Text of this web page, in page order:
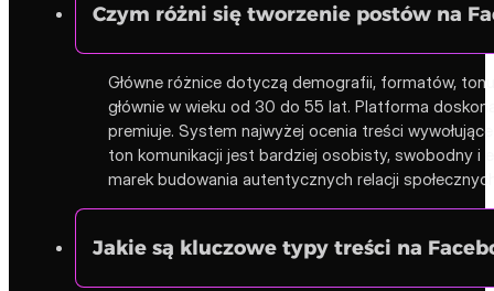
Czym różni się tworzenie postów na
Główne różnice dotyczą demografii, formatów,
głównie w wieku od 30 do 55 lat. Platforma
premiuje. System najwyżej ocenia treści
ton komunikacji jest bardziej osobisty, swobodny i
marek budowania autentycznych relacji
Jakie są kluczowe typy treści na